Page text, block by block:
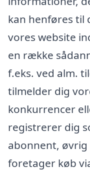
kan henføres til
vores website
en række
f.eks. ved alm.
tilmelder dig
konkurrencer
registrerer dig
abonnent, øvrig
foretager køb